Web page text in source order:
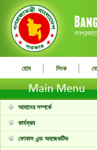
হোম | লিংক |
আমাদের সম্পর্কে
কার্যক্রম
ফোকাস এন্ড অবজেকটিভ